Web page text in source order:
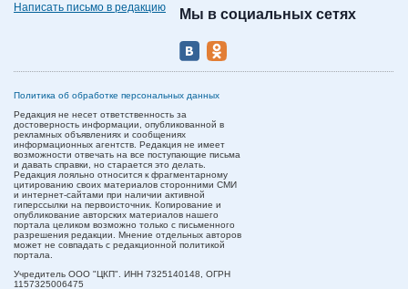
Написать письмо в редакцию
Мы в социальных сетях
Политика об обработке персональных данных
Редакция не несет ответственность за
достоверность информации, опубликованной в
рекламных объявлениях и сообщениях
информационных агентств. Редакция не имеет
возможности отвечать на все поступающие письма
и давать справки, но старается это делать.
Редакция лояльно относится к фрагментарному
цитированию своих материалов сторонними СМИ
и интернет-сайтами при наличии активной
гиперссылки на первоисточник. Копирование и
опубликование авторских материалов нашего
портала целиком возможно только с письменного
разрешения редакции. Мнение отдельных авторов
может не совпадать с редакционной политикой
портала.
Учредитель ООО "ЦКП". ИНН 7325140148, ОГРН
1157325006475